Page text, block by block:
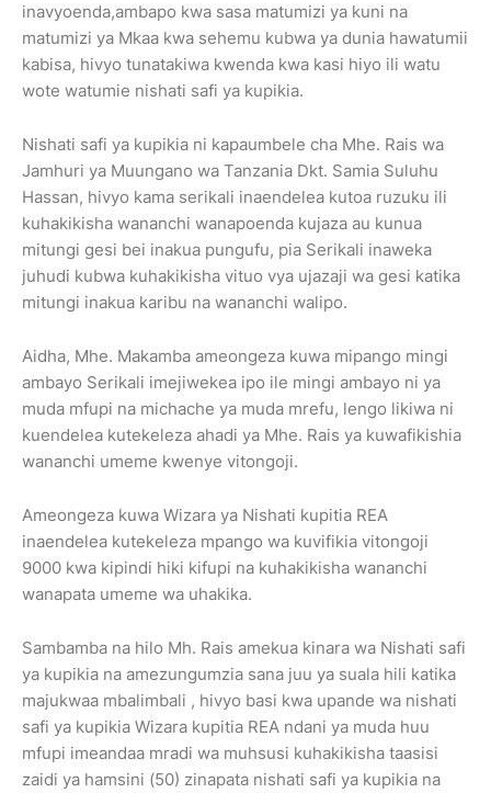
inavyoenda,ambapo kwa sasa matumizi ya kuni na
matumizi ya Mkaa kwa sehemu kubwa ya dunia hawatumii
kabisa, hivyo tunatakiwa kwenda kwa kasi hiyo ili watu
wote watumie nishati safi ya kupikia.
Nishati safi ya kupikia ni kapaumbele cha Mhe. Rais wa
Jamhuri ya Muungano wa Tanzania Dkt. Samia Suluhu
Hassan, hivyo kama serikali inaendelea kutoa ruzuku ili
kuhakikisha wananchi wanapoenda kujaza au kunua
mitungi gesi bei inakua pungufu, pia Serikali inaweka
juhudi kubwa kuhakikisha vituo vya ujazaji wa gesi katika
mitungi inakua karibu na wananchi walipo.
Aidha, Mhe. Makamba ameongeza kuwa mipango mingi
ambayo Serikali imejiwekea ipo ile mingi ambayo ni ya
muda mfupi na michache ya muda mrefu, lengo likiwa ni
kuendelea kutekeleza ahadi ya Mhe. Rais ya kuwafikishia
wananchi umeme kwenye vitongoji.
Ameongeza kuwa Wizara ya Nishati kupitia REA
inaendelea kutekeleza mpango wa kuvifikia vitongoji
9000 kwa kipindi hiki kifupi na kuhakikisha wananchi
wanapata umeme wa uhakika.
Sambamba na hilo Mh. Rais amekua kinara wa Nishati safi
ya kupikia na amezungumzia sana juu ya suala hili katika
majukwaa mbalimbali , hivyo basi kwa upande wa nishati
safi ya kupikia Wizara kupitia REA ndani ya muda huu
mfupi imeandaa mradi wa muhsusi kuhakikisha taasisi
zaidi ya hamsini (50) zinapata nishati safi ya kupikia na